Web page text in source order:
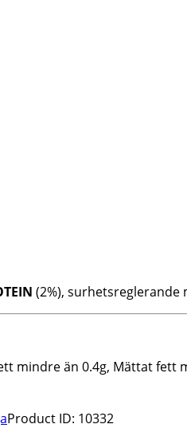
(2%), surhetsreglerande
mindre än 0.4g, Mättat
Product ID: 10332